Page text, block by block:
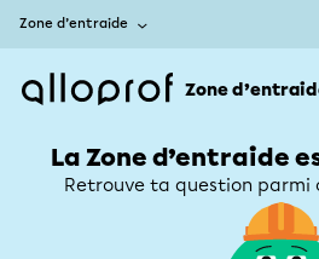
Zone d’entraide
Zone
La Zone d’entraide
Retrouve ta question parmi